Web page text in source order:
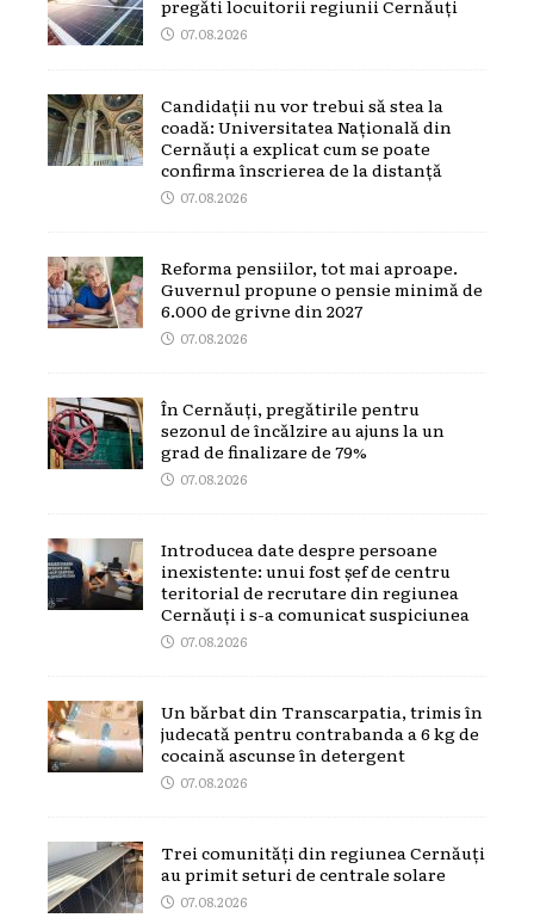
pregăti locuitorii regiunii Cernăuți
07.08.2026
Candidații nu vor trebui să stea la
coadă: Universitatea Națională din
Cernăuți a explicat cum se poate
confirma înscrierea de la distanță
07.08.2026
Reforma pensiilor, tot mai aproape.
Guvernul propune o pensie minimă de
6.000 de grivne din 2027
07.08.2026
În Cernăuți, pregătirile pentru
sezonul de încălzire au ajuns la un
grad de finalizare de 79%
07.08.2026
Introducea date despre persoane
inexistente: unui fost șef de centru
teritorial de recrutare din regiunea
Cernăuți i s-a comunicat suspiciunea
07.08.2026
Un bărbat din Transcarpatia, trimis în
judecată pentru contrabanda a 6 kg de
cocaină ascunse în detergent
07.08.2026
Trei comunități din regiunea Cernăuți
au primit seturi de centrale solare
07.08.2026